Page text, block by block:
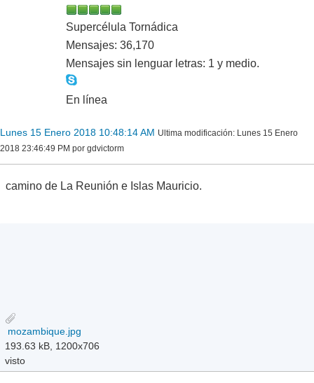
Supercélula Tornádica
Mensajes: 36,170
Mensajes sin lenguar letras: 1 y medio.
En línea
Lunes 15 Enero 2018 10:48:14 AM Ultima modificación: Lunes 15 Enero
2018 23:46:49 PM por gdvictorm
camino de La Reunión e Islas Mauricio.
mozambique.jpg
193.63 kB, 1200x706
visto